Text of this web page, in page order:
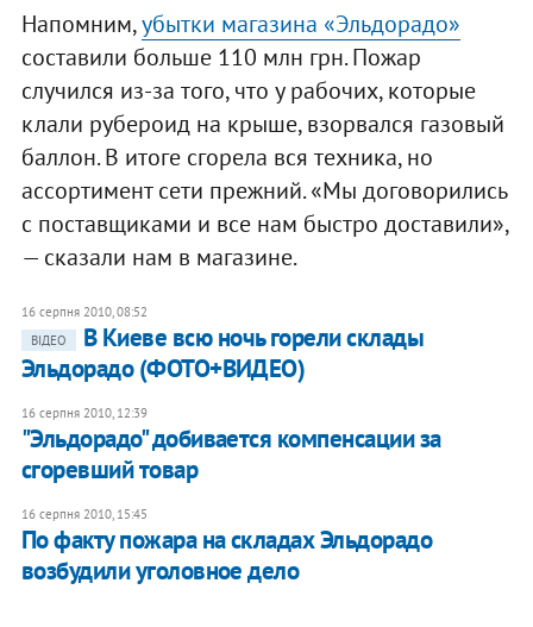
Напомним,убытки магазина «Эльдорадо»
составили больше 110 млн грн. Пожар
случился из-за того, что у рабочих, которые
клали рубероид на крыше, взорвался газовый
баллон. В итоге сгорела вся техника, но
ассортимент сети прежний. «Мы договорились
с поставщиками и все нам быстро доставили»,
— сказали нам в магазине.
16 серпня 2010, 08:52
ВІДЕО
В Киеве всю ночь горели склады
Эльдорадо (ФОТО+ВИДЕО)
16 серпня 2010, 12:39
"Эльдорадо" добивается компенсации за
сгоревший товар
16 серпня 2010, 15:45
По факту пожара на складах Эльдорадо
возбудили уголовное дело